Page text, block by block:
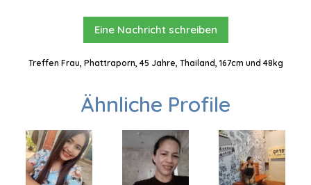
Eine Nachricht schreiben
Treffen Frau, Phattraporn, 45 Jahre, Thailand, 167cm und 48kg
Ähnliche Profile